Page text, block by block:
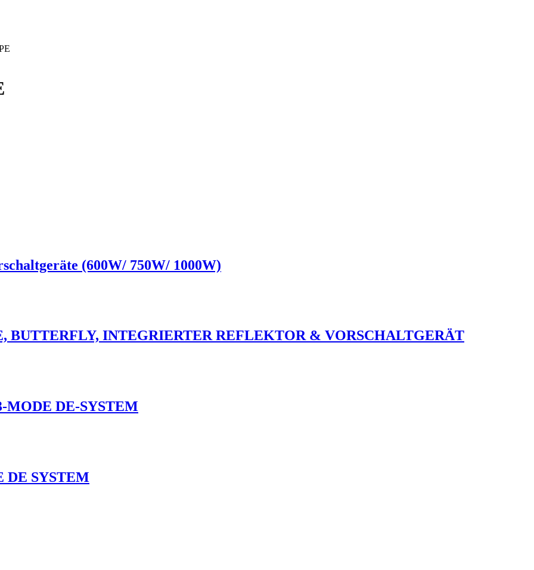
(600W/ 750W/ 1000W)
BUTTERFLY, INTEGRIERTER REFLEKTOR & VORSCHALTGERÄT
DE-SYSTEM
DE SYSTEM